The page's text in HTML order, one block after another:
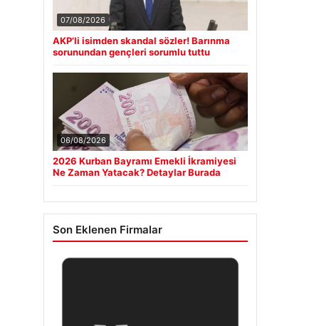
07/08/2026
AKP’li isimden skandal sözler! Barınma
sorunundan gençleri sorumlu tuttu
06/08/2026
2026 Kurban Bayramı Emekli İkramiyesi
Ne Zaman Yatacak? Detaylar Burada
Son Eklenen Firmalar